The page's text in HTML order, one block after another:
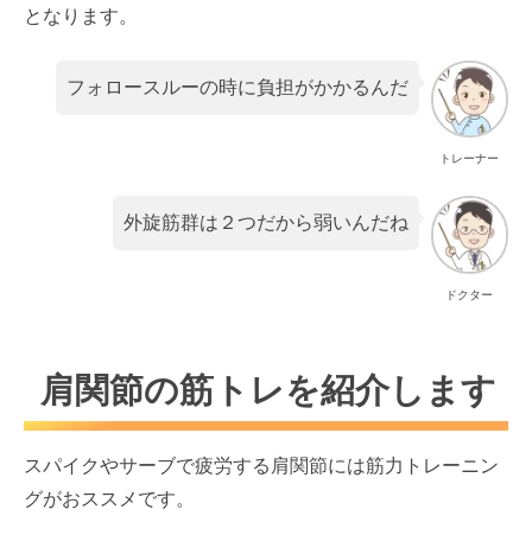
となります。
トレーナー
フォロースルーの時に負担がかかるんだ
ドクター
外旋筋群は２つだから弱いんだね
肩関節の筋トレを紹介します
スパイクやサーブで疲労する肩関節には筋力トレーニン
グがおススメです。